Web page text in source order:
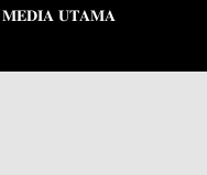
𝐌𝐄𝐃𝐈𝐀 𝐔𝐓𝐀𝐌𝐀